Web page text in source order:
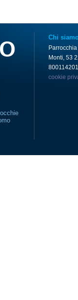
Chi
Monti, 53
cookie